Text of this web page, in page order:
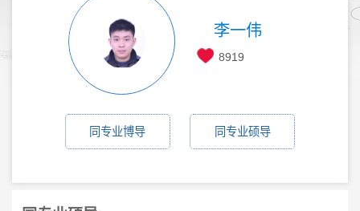
李一伟
8919
同专业博导 同专业硕导